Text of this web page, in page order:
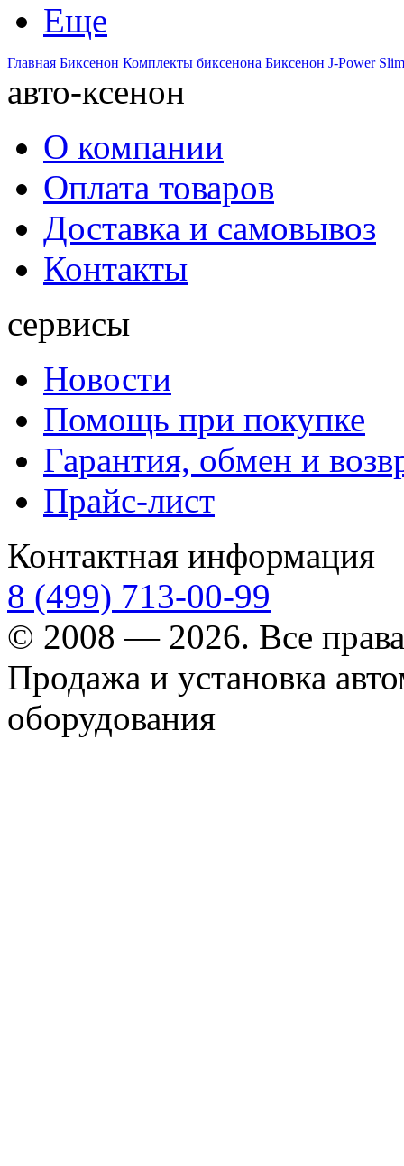
Еще
Главная Биксенон Комплекты биксенона Биксенон J-Power
авто-ксенон
О компании
Оплата товаров
Доставка и самовывоз
Контакты
сервисы
Новости
Помощь при покупке
Гарантия, обмен и
Прайс-лист
Контактная информация
8 (499) 713-00-99
© 2008 — 2026. Все
Продажа и установка
оборудования